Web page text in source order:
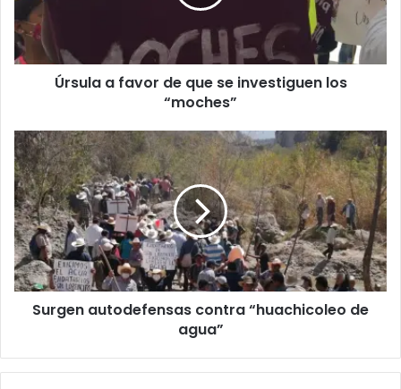
Úrsula a favor de que se investiguen los
“moches”
Surgen autodefensas contra “huachicoleo de
agua”